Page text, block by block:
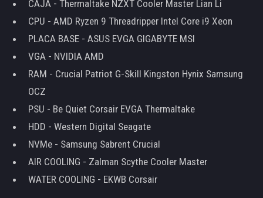
CAJA - Thermaltake NZXT Cooler Master Lian Li
CPU - AMD Ryzen 9 Threadripper Intel Core i9 Xeon
PLACA BASE - ASUS EVGA GIGABYTE MSI
VGA - NVIDIA AMD
RAM - Crucial Patriot G-Skill Kingston Hynix Samsung
OCZ
PSU - Be Quiet Corsair EVGA Thermaltake
HDD - Western Digital Seagate
NVMe - Samsung Sabrent Crucial
AIR COOLING - Zalman Scythe Cooler Master
WATER COOLING - EKWB Corsair